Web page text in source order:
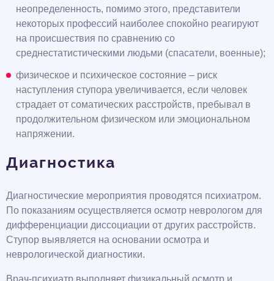
неопределенность, помимо этого, представители
некоторых профессий наиболее спокойно реагируют
на происшествия по сравнению со
среднестатистическими людьми (спасатели, военные);
физическое и психическое состояние – риск
наступления ступора увеличивается, если человек
страдает от соматических расстройств, пребывал в
продолжительном физическом или эмоциональном
напряжении.
Диагностика
Диагностические мероприятия проводятся психиатром.
По показаниям осуществляется осмотр неврологом для
дифференциации диссоциации от других расстройств.
Ступор выявляется на основании осмотра и
неврологической диагностики.
Врач-психиатр выполняет физикальный осмотр и